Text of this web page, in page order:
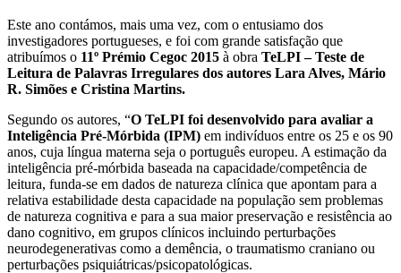
Este ano contámos, mais uma vez, com o entusiamo dos
investigadores portugueses, e foi com grande satisfação que
atribuímos o 11º Prémio Cegoc 2015 à obra TeLPI – Teste de
Leitura de Palavras Irregulares dos autores Lara Alves, Mário
R. Simões e Cristina Martins.
Segundo os autores, “O TeLPI foi desenvolvido para avaliar a
Inteligência Pré-Mórbida (IPM) em indivíduos entre os 25 e os 90
anos, cuja língua materna seja o português europeu. A estimação da
inteligência pré-mórbida baseada na capacidade/competência de
leitura, funda-se em dados de natureza clínica que apontam para a
relativa estabilidade desta capacidade na população sem problemas
de natureza cognitiva e para a sua maior preservação e resistência ao
dano cognitivo, em grupos clínicos incluindo perturbações
neurodegenerativas como a demência, o traumatismo craniano ou
perturbações psiquiátricas/psicopatológicas.